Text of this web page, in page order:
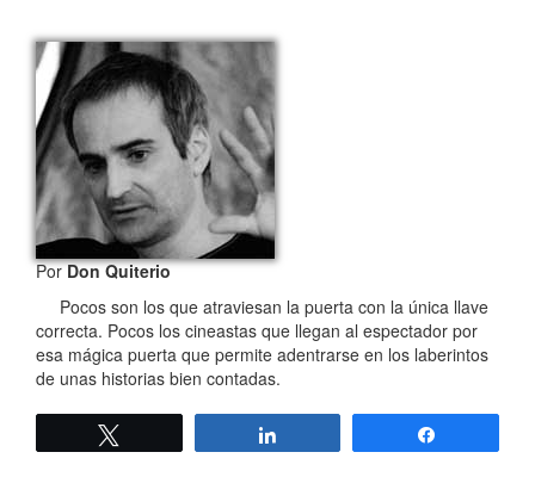
PorDon Quiterio
Pocos son los que atraviesan la puerta con la única llave
correcta. Pocos los cineastas que llegan al espectador por
esa mágica puerta que permite adentrarse en los laberintos
de unas historias bien contadas.